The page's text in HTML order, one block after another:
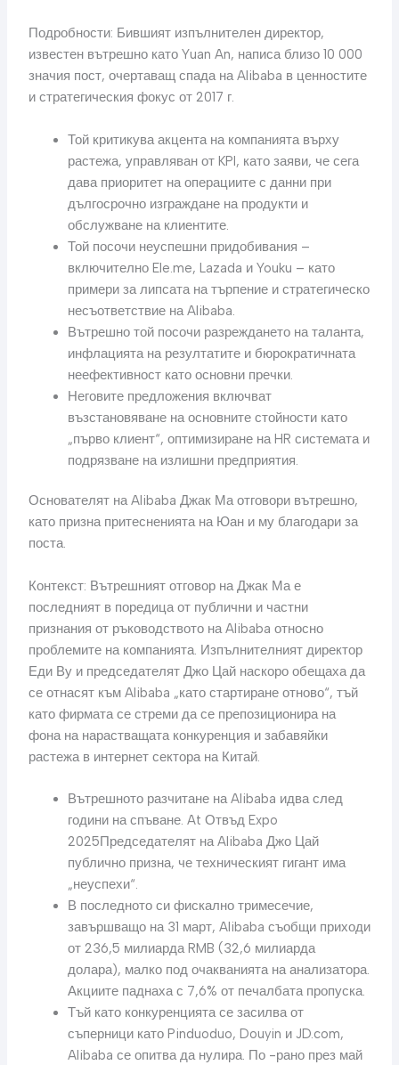
Подробности: Бившият изпълнителен директор,
известен вътрешно като Yuan An, написа близо 10 000
значия пост, очертаващ спада на Alibaba в ценностите
и стратегическия фокус от 2017 г.
Той критикува акцента на компанията върху
растежа, управляван от KPI, като заяви, че сега
дава приоритет на операциите с данни при
дългосрочно изграждане на продукти и
обслужване на клиентите.
Той посочи неуспешни придобивания –
включително Ele.me, Lazada и Youku – като
примери за липсата на търпение и стратегическо
несъответствие на Alibaba.
Вътрешно той посочи разреждането на таланта,
инфлацията на резултатите и бюрократичната
неефективност като основни пречки.
Неговите предложения включват
възстановяване на основните стойности като
„първо клиент“, оптимизиране на HR системата и
подрязване на излишни предприятия.
Основателят на Alibaba Джак Ма отговори вътрешно,
като призна притесненията на Юан и му благодари за
поста.
Контекст: Вътрешният отговор на Джак Ма е
последният в поредица от публични и частни
признания от ръководството на Alibaba относно
проблемите на компанията. Изпълнителният директор
Еди Ву и председателят Джо Цай наскоро обещаха да
се отнасят към Alibaba „като стартиране отново“, тъй
като фирмата се стреми да се препозиционира на
фона на нарастващата конкуренция и забавяйки
растежа в интернет сектора на Китай.
Вътрешното разчитане на Alibaba идва след
години на спъване. At Отвъд Expo
2025Председателят на Alibaba Джо Цай
публично призна, че техническият гигант има
„неуспехи“.
В последното си фискално тримесечие,
завършващо на 31 март, Alibaba съобщи приходи
от 236,5 милиарда RMB (32,6 милиарда
долара), малко под очакванията на анализатора.
Акциите паднаха с 7,6% от печалбата пропуска.
Тъй като конкуренцията се засилва от
съперници като Pinduoduo, Douyin и JD.com,
Alibaba се опитва да нулира. По -рано през май